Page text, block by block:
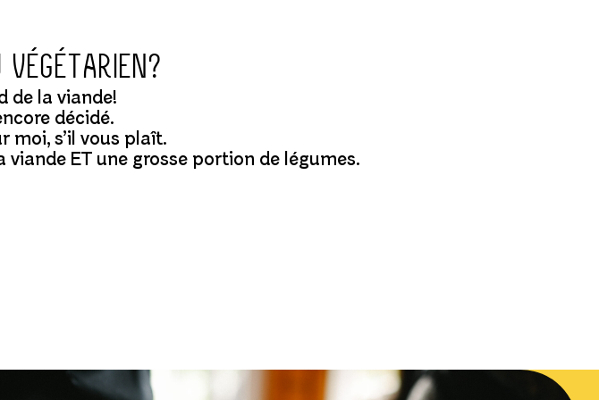
végétarien?
de la viande!
décidé.
moi, s’il vous plaît.
viande ET une grosse portion de légumes.